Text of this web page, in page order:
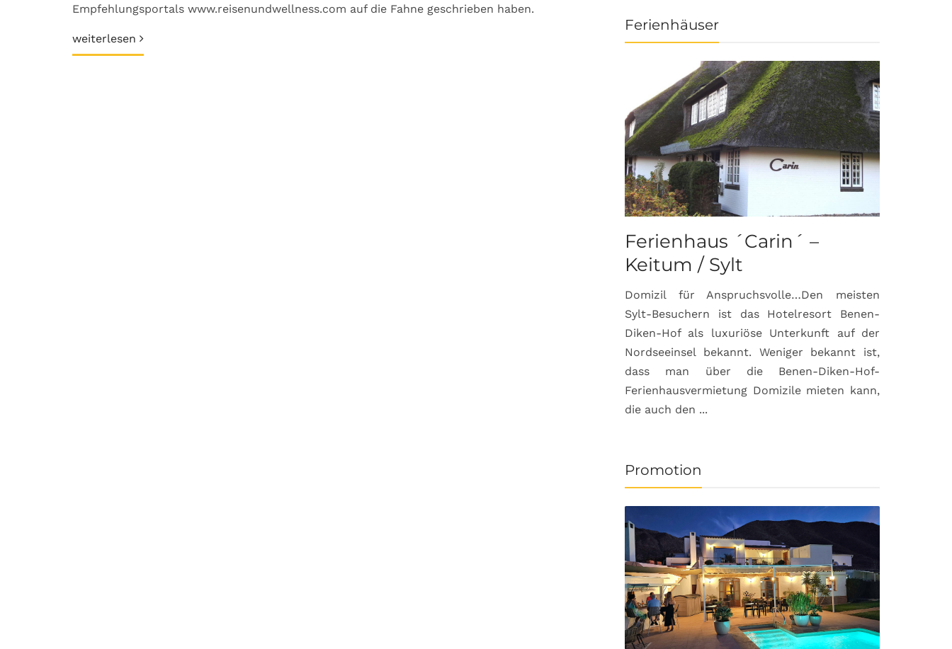
Empfehlungsportals www.reisenundwellness.com auf die Fahne geschrieben haben.
weiterlesen
Ferienhäuser
Ferienhaus ´Carin´ –
Keitum / Sylt
Domizil für Anspruchsvolle…Den meisten
Sylt-Besuchern ist das Hotelresort Benen-
Diken-Hof als luxuriöse Unterkunft auf der
Nordseeinsel bekannt. Weniger bekannt ist,
dass man über die Benen-Diken-Hof-
Ferienhausvermietung Domizile mieten kann,
die auch den ...
Promotion